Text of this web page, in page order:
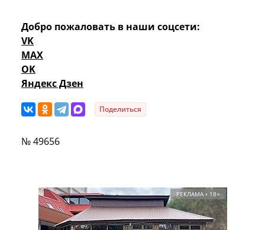
Добро пожаловать в наши соцсети:
VK
MAX
OK
Яндекс Дзен
Поделиться
№ 49656
РЕКЛАМА • 18+